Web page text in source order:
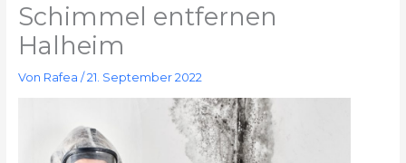
Schimmel entfernen
Halheim
Von Rafea /21. September 2022